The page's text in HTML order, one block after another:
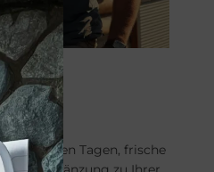
an heißen Tagen, frische